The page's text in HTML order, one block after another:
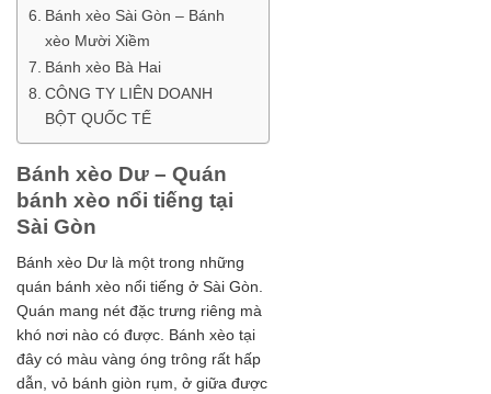
Bánh xèo Sài Gòn – Bánh
xèo Mười Xiềm
Bánh xèo Bà Hai
CÔNG TY LIÊN DOANH
BỘT QUỐC TẾ
Bánh xèo Dư – Quán
bánh xèo nổi tiếng tại
Sài Gòn
Bánh xèo Dư là một trong những
quán bánh xèo nổi tiếng ở Sài Gòn.
Quán mang nét đặc trưng riêng mà
khó nơi nào có được. Bánh xèo tại
đây có màu vàng óng trông rất hấp
dẫn, vỏ bánh giòn rụm, ở giữa được